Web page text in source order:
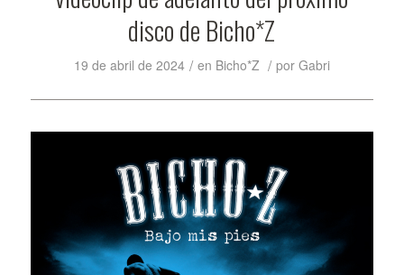
disco de Bicho*Z
19 de abril de 2024 / en Bicho*Z / por Gabri